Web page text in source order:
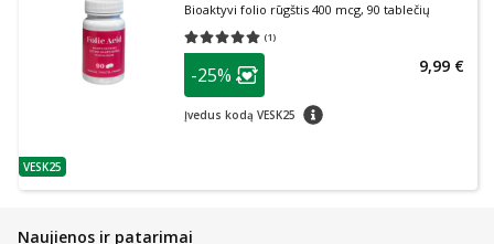
patarimas
VESK25
Bioaktyvi folio rūgštis 400 mcg, 90 tablečių
(1)
Vidutinis įvertinimas 5.00
patarimas
Lojalumo klubo narių nuolaida
-25%
Įvedus kodą VESK25 patarimas
9,99 €
Naujienos ir patarimai